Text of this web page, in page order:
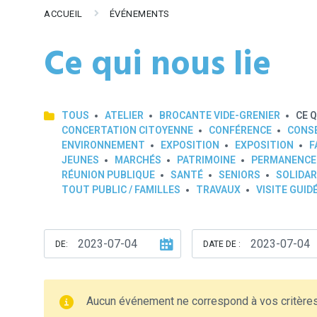
ACCUEIL ÉVÉNEMENTS
Ce qui nous lie
TOUS ATELIER BROCANTE VIDE-GRENIER CE
CONCERTATION CITOYENNE
CONFÉRENCE
ENVIRONNEMENT
EXPOSITION EXPOSITION
JEUNES
MARCHÉS PATRIMOINE
RÉUNION PUBLIQUE
SANTÉ SENIORS
TOUT PUBLIC / FAMILLES
TRAVAUX VISITE
DE: DATE DE :
Aucun événement ne correspond à vos